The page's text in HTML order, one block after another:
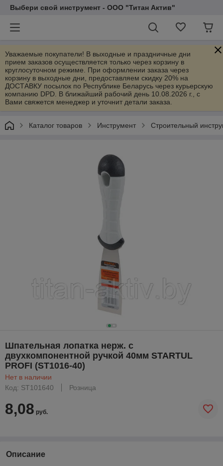
Выбери свой инструмент - ООО "Титан Актив"
Уважаемые покупатели! В выходные и праздничные дни
прием заказов осуществляется только через корзину в
круглосуточном режиме. При оформлении заказа через
корзину в выходные дни, предоставляем скидку 20% на
ДОСТАВКУ посылок по Республике Беларусь через курьерскую
компанию DPD. В ближайший рабочий день 10.08.2026 г., с
Вами свяжется менеджер и уточнит детали заказа.
Каталог товаров Инструмент Строительный
Шпательная лопатка нерж. с
двухкомпонентной ручкой 40мм STARTUL
PROFI (ST1016-40)
Нет в наличии
Код: ST101640
Розница
8,08 руб.
Описание